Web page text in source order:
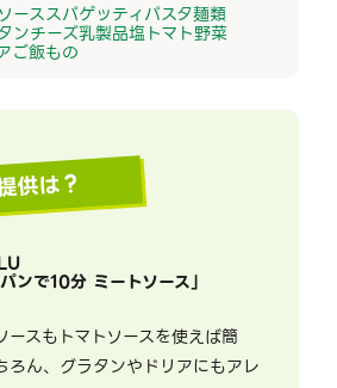
ーススパゲッティパスタ麺類
ンチーズ乳製品塩トマト野菜
ご飯もの
供は？
ンで10分 ミートソース」
ースもトマトソースを使えば簡
ろん、グラタンやドリアにもアレ